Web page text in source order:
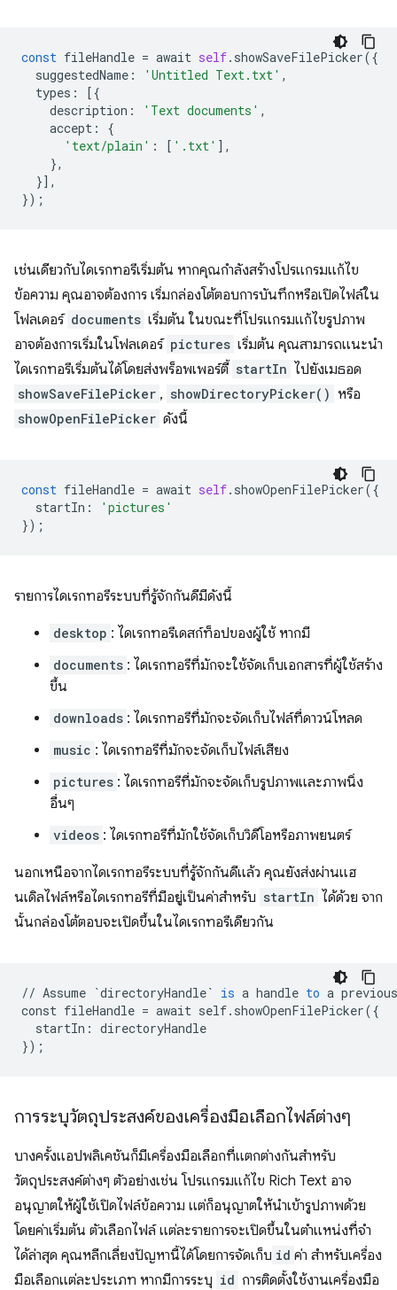
const fileHandle = await self. showSaveFilePicker({
suggestedName : 'Untitled Text.txt' ,
types :
[{
description : 'Text documents' ,
accept :
{
'text/plain' : [ '.txt' ],
},
}],
});
เช่นเดียวกับไดเรกทอรีเริ่มต้น หากคุณกำลังสร้างโปรแกรมแก้ไข
ข้อความ คุณอาจต้องการ เริ่มกล่องโต้ตอบการบันทึกหรือเปิดไฟล์ใน
โฟลเดอร์ documents เริ่มต้น ในขณะที่โปรแกรมแก้ไขรูปภาพ
อาจต้องการเริ่มในโฟลเดอร์ pictures เริ่มต้น คุณสามารถแนะนำ
ไดเรกทอรีเริ่มต้นได้โดยส่งพร็อพเพอร์ตี้ startIn ไปยังเมธอด
showSaveFilePicker , showDirectoryPicker() หรือ
showOpenFilePicker ดังนี้
const fileHandle = await self. showOpenFilePicker({
startIn :
'pictures'
});
รายการไดเรกทอรีระบบที่รู้จักกันดีมีดังนี้
desktop : ไดเรกทอรีเดสก์ท็อปของผู้ใช้ หากมี
documents : ไดเรกทอรีที่มักจะใช้จัดเก็บเอกสารที่ผู้ใช้สร้าง
ขึ้น
downloads : ไดเรกทอรีที่มักจะจัดเก็บไฟล์ที่ดาวน์โหลด
music : ไดเรกทอรีที่มักจะจัดเก็บไฟล์เสียง
pictures : ไดเรกทอรีที่มักจะจัดเก็บรูปภาพและภาพนิ่ง
อื่นๆ
videos : ไดเรกทอรีที่มักใช้จัดเก็บวิดีโอหรือภาพยนตร์
นอกเหนือจากไดเรกทอรีระบบที่รู้จักกันดีแล้ว คุณยังส่งผ่านแฮ
นเดิลไฟล์หรือไดเรกทอรีที่มีอยู่เป็นค่าสำหรับ startIn ได้ด้วย จาก
นั้นกล่องโต้ตอบจะเปิดขึ้นในไดเรกทอรีเดียวกัน
// Assume `directoryHandle` is a handle to a
const fileHandle = await self. showOpenFilePicker({
startIn : directoryHandle
});
การระบุวัตถุประสงค์ของเครื่องมือเลือกไฟล์ต่างๆ
บางครั้งแอปพลิเคชันก็มีเครื่องมือเลือกที่แตกต่างกันสำหรับ
วัตถุประสงค์ต่างๆ ตัวอย่างเช่น โปรแกรมแก้ไข Rich Text อาจ
อนุญาตให้ผู้ใช้เปิดไฟล์ข้อความ แต่ก็อนุญาตให้นำเข้ารูปภาพด้วย
โดยค่าเริ่มต้น ตัวเลือกไฟล์ แต่ละรายการจะเปิดขึ้นในตำแหน่งที่จำ
ได้ล่าสุด คุณหลีกเลี่ยงปัญหานี้ได้โดยการจัดเก็บ id ค่า สำหรับเครื่อง
มือเลือกแต่ละประเภท หากมีการระบุ id การติดตั้งใช้งานเครื่องมือ